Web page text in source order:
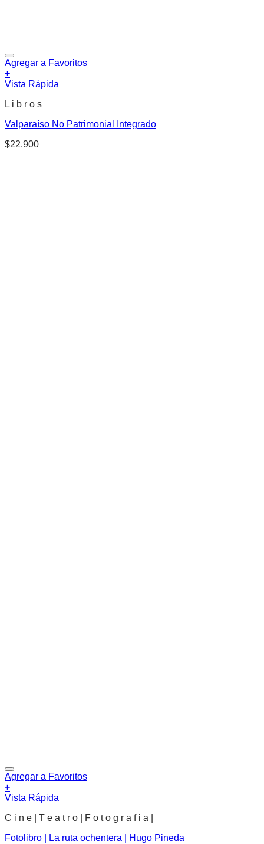
Agregar a Favoritos
+
Vista Rápida
L i b r o s
Valparaíso No Patrimonial Integrado
$22.900
Agregar a Favoritos
+
Vista Rápida
C i n e | T e a t r o | F o t o g r a f i a |
Fotolibro | La ruta ochentera | Hugo Pineda